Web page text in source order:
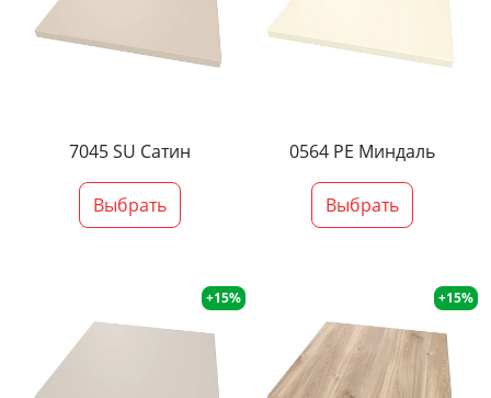
7045 SU Сатин
Выбрать
0564 PE Миндаль
Выбрать
+15% +15%